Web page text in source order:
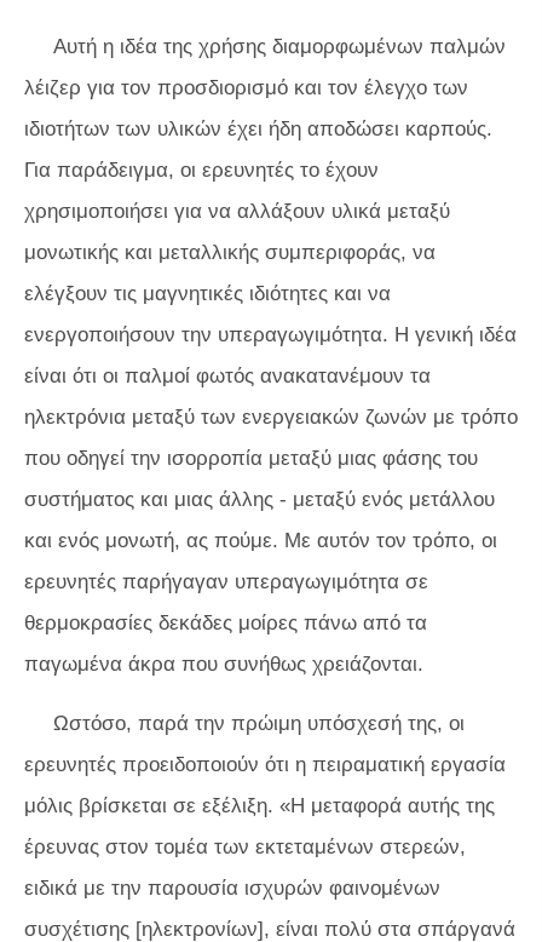
Αυτή η ιδέα της χρήσης διαμορφωμένων παλμών
λέιζερ για τον προσδιορισμό και τον έλεγχο των
ιδιοτήτων των υλικών έχει ήδη αποδώσει καρπούς.
Για παράδειγμα, οι ερευνητές το έχουν
χρησιμοποιήσει για να αλλάξουν υλικά μεταξύ
μονωτικής και μεταλλικής συμπεριφοράς, να
ελέγξουν τις μαγνητικές ιδιότητες και να
ενεργοποιήσουν την υπεραγωγιμότητα. Η γενική ιδέα
είναι ότι οι παλμοί φωτός ανακατανέμουν τα
ηλεκτρόνια μεταξύ των ενεργειακών ζωνών με τρόπο
που οδηγεί την ισορροπία μεταξύ μιας φάσης του
συστήματος και μιας άλλης - μεταξύ ενός μετάλλου
και ενός μονωτή, ας πούμε. Με αυτόν τον τρόπο, οι
ερευνητές παρήγαγαν υπεραγωγιμότητα σε
θερμοκρασίες δεκάδες μοίρες πάνω από τα
παγωμένα άκρα που συνήθως χρειάζονται.
Ωστόσο, παρά την πρώιμη υπόσχεσή της, οι
ερευνητές προειδοποιούν ότι η πειραματική εργασία
μόλις βρίσκεται σε εξέλιξη. «Η μεταφορά αυτής της
έρευνας στον τομέα των εκτεταμένων στερεών,
ειδικά με την παρουσία ισχυρών φαινομένων
συσχέτισης [ηλεκτρονίων], είναι πολύ στα σπάργανά